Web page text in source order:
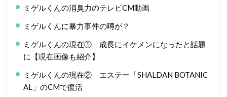
ミゲルくんの消臭力のテレビCM動画
ミゲルくんに暴力事件の噂が？
ミゲルくんの現在① 成長にイケメンになったと話題
に【現在画像も紹介】
ミゲルくんの現在② エステー「SHALDAN BOTANIC
AL」のCMで復活